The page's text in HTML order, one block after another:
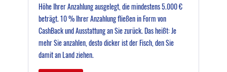
Höhe Ihrer Anzahlung ausgelegt, die mindestens 5.000 €
beträgt. 10 % Ihrer Anzahlung fließen in Form von
CashBack und Ausstattung an Sie zurück. Das heißt: Je
mehr Sie anzahlen, desto dicker ist der Fisch, den Sie
damit an Land ziehen.